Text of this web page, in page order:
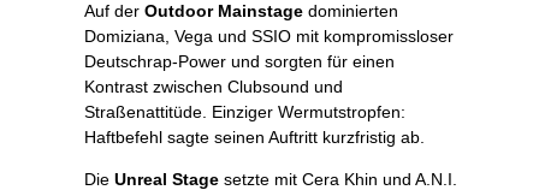
Auf derOutdoor Mainstage dominierten
Domiziana, Vega und SSIO mit kompromissloser
Deutschrap-Power und sorgten für einen
Kontrast zwischen Clubsound und
Straßenattitüde. Einziger Wermutstropfen:
Haftbefehl sagte seinen Auftritt kurzfristig ab.
DieUnreal Stage setzte mit Cera Khin und A.N.I.